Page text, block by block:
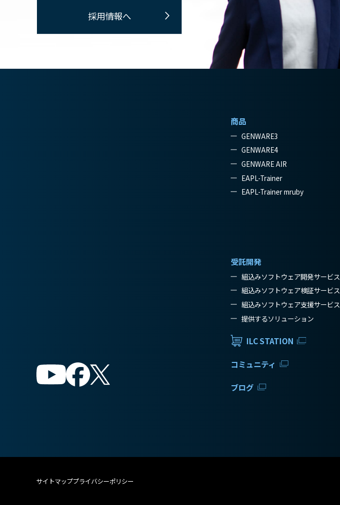
採用情報へ
商品
GENWARE3
GENWARE4
GENWARE AIR
EAPL-Trainer
EAPL-Trainer mruby
受託開発
組込みソフトウェア開発サービス
組込みソフトウェア検証サービス
組込みソフトウェア支援サービス
提供するソリューション
ILC STATION
コミュニティ
ブログ
サイトマッププライバシーポリシー